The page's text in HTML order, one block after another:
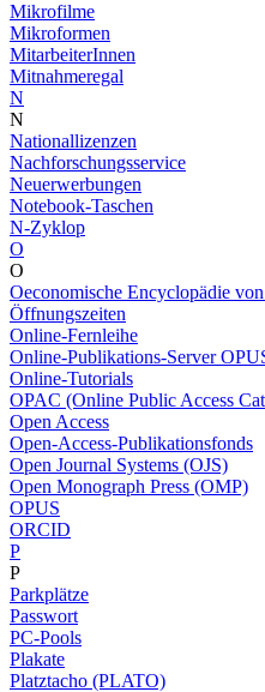
Mikrofilme
Mikroformen
MitarbeiterInnen
Mitnahmeregal
N
N
Nationallizenzen
Nachforschungsservice
Neuerwerbungen
Notebook-Taschen
N-Zyklop
O
O
Oeconomische Encyclopädie
Öffnungszeiten
Online-Fernleihe
Online-Publikations-Server
Online-Tutorials
OPAC (Online Public Access
Open Access
Open-Access-Publikationsfonds
Open Journal Systems (OJS)
Open Monograph Press (OMP)
OPUS
ORCID
P
P
Parkplätze
Passwort
PC-Pools
Plakate
Platztacho (PLATO)